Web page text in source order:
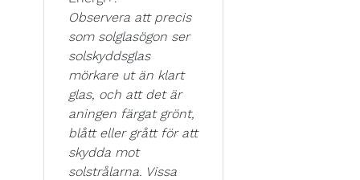
Observera att precis
som solglasögon ser
solskyddsglas
mörkare ut än klart
glas, och att det är
aningen färgat grönt,
blått eller grått för att
skydda mot
solstrålarna. Vissa